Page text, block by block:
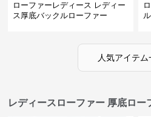
ローファーレディース レディー
ス厚底バックルローファー
人気アイテ
レディースローファー 厚底ロー